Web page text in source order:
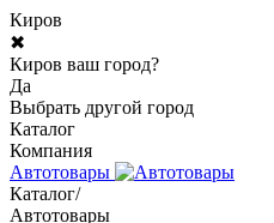
Киров
✖
Киров ваш город?
Да
Выбрать другой город
Каталог
Компания
Автотовары
Каталог/
Автотовары